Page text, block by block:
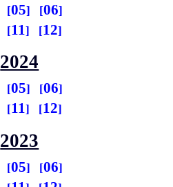
05
06
11 12
2024
05
06
11 12
2023
05
06